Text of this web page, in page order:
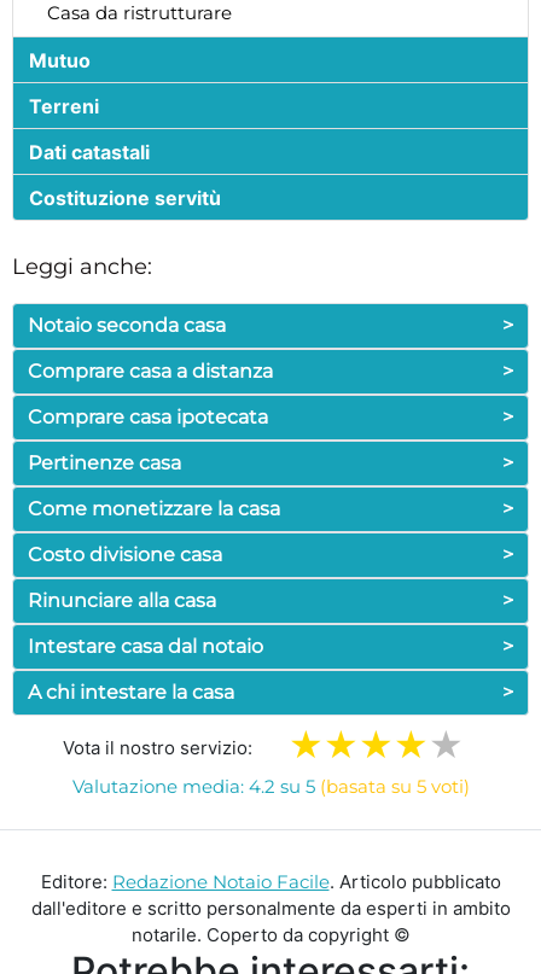
Casa da ristrutturare
Mutuo
Terreni
Dati catastali
Costituzione servitù
Leggi anche:
Notaio seconda casa
>
Comprare casa a distanza
>
Comprare casa ipotecata
>
Pertinenze casa
>
Come monetizzare la casa
>
Costo divisione casa
>
Rinunciare alla casa
>
Intestare casa dal notaio
>
A chi intestare la casa
>
Vota il nostro servizio:
Valutazione media: 4.2 su 5 (basata su 5 voti)
Editore: Redazione Notaio Facile. Articolo pubblicato
dall'editore e scritto personalmente da esperti in ambito
notarile. Coperto da copyright ©